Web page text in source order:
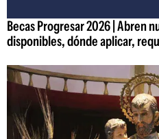
Becas Progresar 2026 | Abren
disponibles, dónde aplicar,